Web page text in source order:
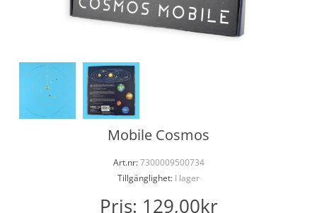
Mobile Cosmos
Art.nr:7300009500734
Tillgänglighet: I lager
Pris: 129,00kr